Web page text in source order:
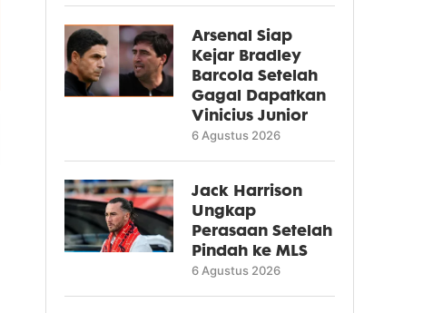
Arsenal Siap
Kejar Bradley
Barcola Setelah
Gagal Dapatkan
Vinicius Junior
6 Agustus 2026
Jack Harrison
Ungkap
Perasaan Setelah
Pindah ke MLS
6 Agustus 2026